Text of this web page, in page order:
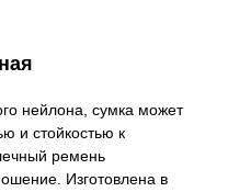
нейлона, сумка может
и стойкостью к
ремень
Изготовлена в